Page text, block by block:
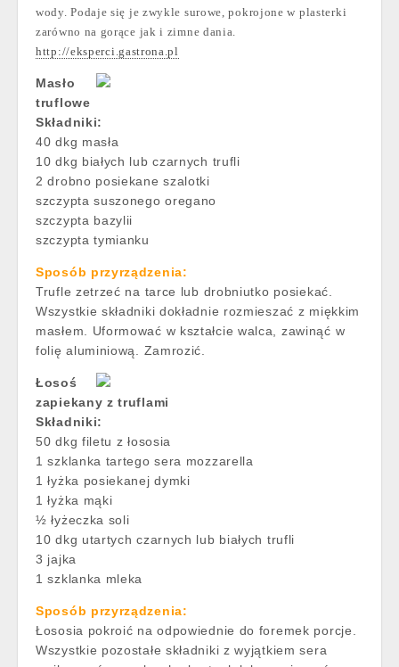
wody. Podaje się je zwykle surowe, pokrojone w plasterki
zarówno na gorące jak i zimne dania.
http://eksperci.gastrona.pl
Masło
truflowe
Składniki:
40 dkg masła
10 dkg białych lub czarnych trufli
2 drobno posiekane szalotki
szczypta suszonego oregano
szczypta bazylii
szczypta tymianku
Sposób przyrządzenia:
Trufle zetrzeć na tarce lub drobniutko posiekać.
Wszystkie składniki dokładnie rozmieszać z miękkim
masłem. Uformować w kształcie walca, zawinąć w
folię aluminiową. Zamrozić.
Łosoś
zapiekany z truflami
Składniki:
50 dkg filetu z łososia
1 szklanka tartego sera mozzarella
1 łyżka posiekanej dymki
1 łyżka mąki
½ łyżeczka soli
10 dkg utartych czarnych lub białych trufli
3 jajka
1 szklanka mleka
Sposób przyrządzenia:
Łososia pokroić na odpowiednie do foremek porcje.
Wszystkie pozostałe składniki z wyjątkiem sera